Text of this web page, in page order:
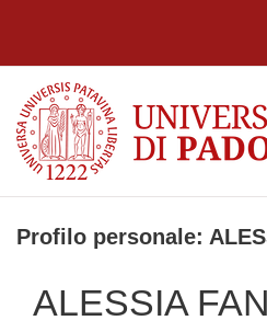
Profilo personale:
ALESSIA